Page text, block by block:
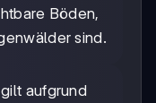
Böden,
sind.
aufgrund